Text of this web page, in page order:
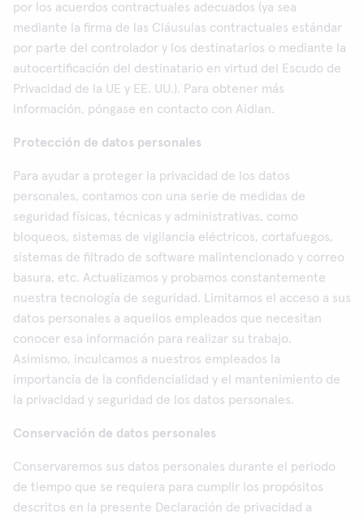
por los acuerdos contractuales adecuados (ya sea
mediante la firma de las Cláusulas contractuales estándar
por parte del controlador y los destinatarios o mediante la
autocertificación del destinatario en virtud del Escudo de
Privacidad de la UE y EE. UU.). Para obtener más
información, póngase en contacto con Aidian.
Protección de datos personales
Para ayudar a proteger la privacidad de los datos
personales, contamos con una serie de medidas de
seguridad físicas, técnicas y administrativas, como
bloqueos, sistemas de vigilancia eléctricos, cortafuegos,
sistemas de filtrado de software malintencionado y correo
basura, etc. Actualizamos y probamos constantemente
nuestra tecnología de seguridad. Limitamos el acceso a sus
datos personales a aquellos empleados que necesitan
conocer esa información para realizar su trabajo.
Asimismo, inculcamos a nuestros empleados la
importancia de la confidencialidad y el mantenimiento de
la privacidad y seguridad de los datos personales.
Conservación de datos personales
Conservaremos sus datos personales durante el periodo
de tiempo que se requiera para cumplir los propósitos
descritos en la presente Declaración de privacidad a